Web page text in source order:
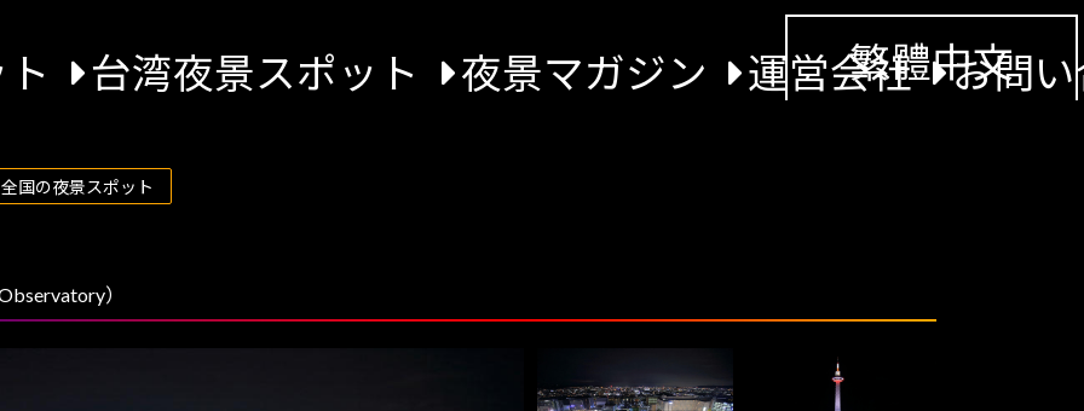
台湾夜景スポット 夜景マガジン 運営会社 お問
繁體中文
国の夜景スポット
）